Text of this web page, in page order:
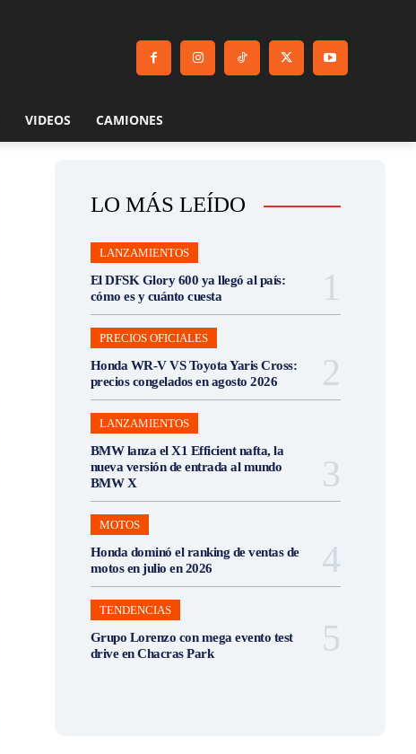
VIDEOS CAMIONES
LO MÁS LEÍDO
LANZAMIENTOS
El DFSK Glory 600 ya llegó al país:
cómo es y cuánto cuesta
PRECIOS OFICIALES
Honda WR-V VS Toyota Yaris Cross:
precios congelados en agosto 2026
LANZAMIENTOS
BMW lanza el X1 Efficient nafta, la
nueva versión de entrada al mundo
BMW X
MOTOS
Honda dominó el ranking de ventas de
motos en julio en 2026
TENDENCIAS
Grupo Lorenzo con mega evento test
drive en Chacras Park